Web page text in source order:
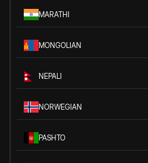
MARATHI
MONGOLIAN
NEPALI
NORWEGIAN
PASHTO